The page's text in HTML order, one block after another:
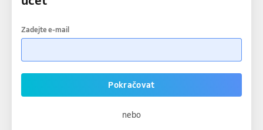
Zadejte e-mail
Pokračovat
nebo